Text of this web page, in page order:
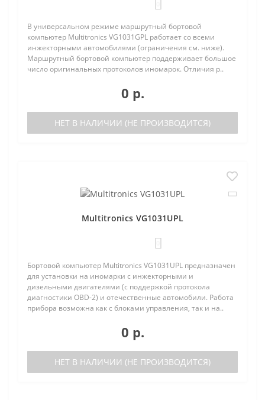
В универсальном режиме маршрутный бортовой
компьютер Multitronics VG1031GPL работает со всеми
инжекторными автомобилями (ограничения см. ниже).
Маршрутный бортовой компьютер поддерживает большое
число оригинальных протоколов иномарок. Отличия р..
0 р.
НЕТ В НАЛИЧИИ (НЕ ПРОИЗВОДИТСЯ)
Multitronics VG1031UPL
Бортовой компьютер Multitronics VG1031UPL предназначен
для установки на иномарки с инжекторными и
дизельными двигателями (с поддержкой протокола
диагностики OBD-2) и отечественные автомобили. Работа
прибора возможна как с блоками управления, так и на..
0 р.
НЕТ В НАЛИЧИИ (НЕ ПРОИЗВОДИТСЯ)